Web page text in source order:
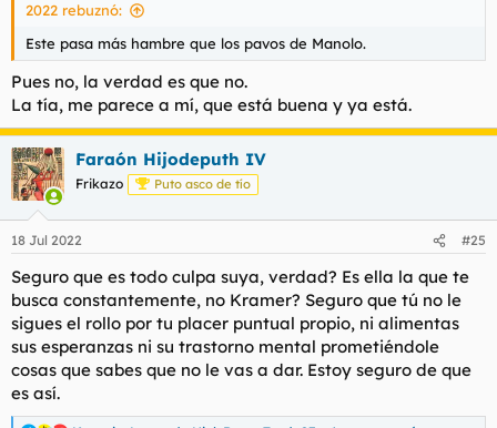
2022 rebuznó:
Este pasa más hambre que los pavos de Manolo.
Pues no, la verdad es que no.
La tía, me parece a mí, que está buena y ya está.
Faraón Hijodeputh IV
Frikazo Puto asco de tío
18 Jul 2022 #25
Seguro que es todo culpa suya, verdad? Es ella la que te
busca constantemente, no Kramer? Seguro que tú no le
sigues el rollo por tu placer puntual propio, ni alimentas
sus esperanzas ni su trastorno mental prometiéndole
cosas que sabes que no le vas a dar. Estoy seguro de que
es así.